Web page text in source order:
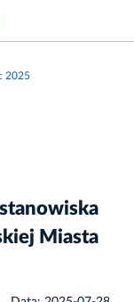
2025
Miasta